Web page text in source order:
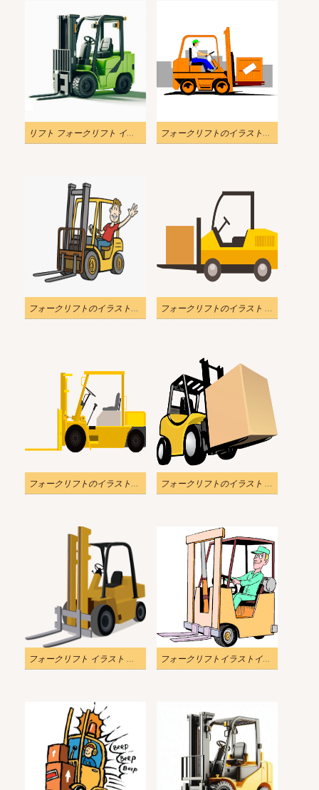
リフト フォークリフト イラスト 無料 フォークリフトのイラスト画像 2
フォークリフトのイラストPng 無料 2 フォークリフトのイラスト 透明 無料 2
フォークリフトのイラスト透明画像 2 フォークリフトのイラスト 透明 ダウンロード
フォークリフト イラスト 透過画像 2 フォークリフトイラストイメージ